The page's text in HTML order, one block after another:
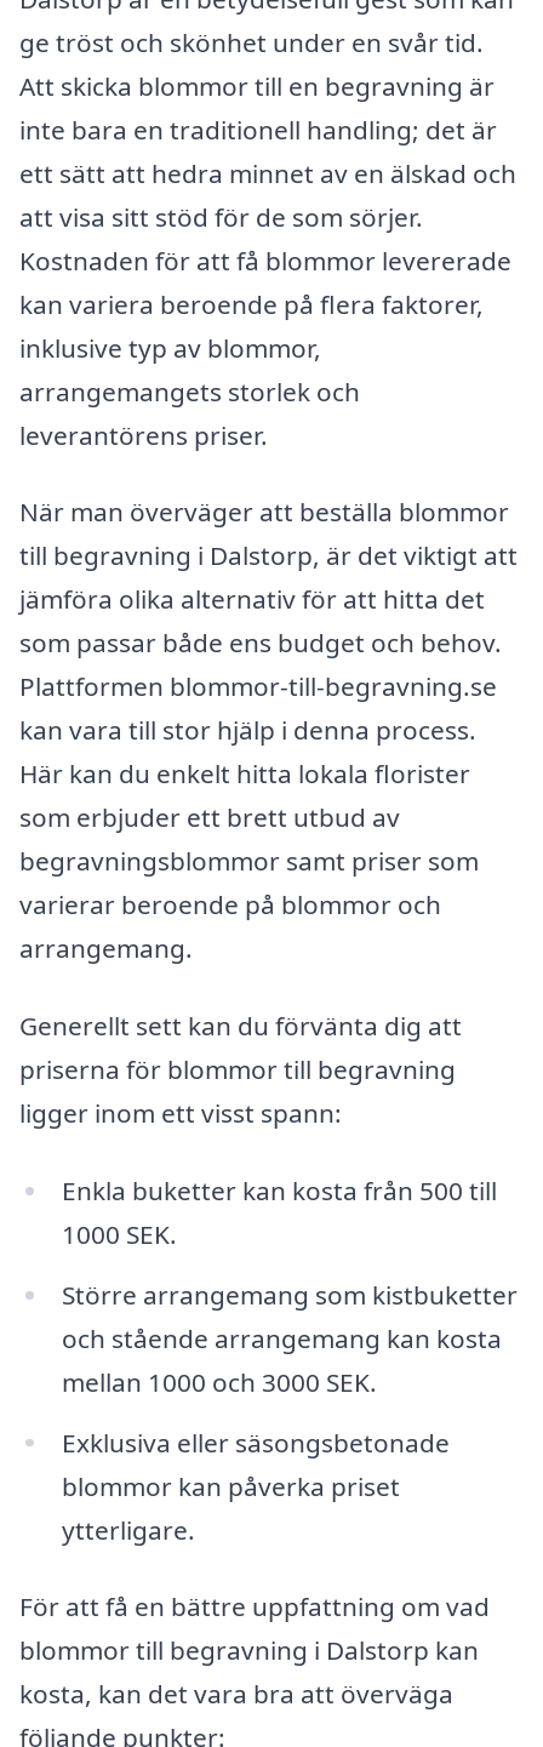
ge tröst och skönhet under en svår tid.
Att skicka blommor till en begravning är
inte bara en traditionell handling; det är
ett sätt att hedra minnet av en älskad och
att visa sitt stöd för de som sörjer.
Kostnaden för att få blommor levererade
kan variera beroende på flera faktorer,
inklusive typ av blommor,
arrangemangets storlek och
leverantörens priser.
När man överväger att beställa blommor
till begravning i Dalstorp, är det viktigt att
jämföra olika alternativ för att hitta det
som passar både ens budget och behov.
Plattformen blommor-till-begravning.se
kan vara till stor hjälp i denna process.
Här kan du enkelt hitta lokala florister
som erbjuder ett brett utbud av
begravningsblommor samt priser som
varierar beroende på blommor och
arrangemang.
Generellt sett kan du förvänta dig att
priserna för blommor till begravning
ligger inom ett visst spann:
Enkla buketter kan kosta från 500 till
1000 SEK.
Större arrangemang som kistbuketter
och stående arrangemang kan kosta
mellan 1000 och 3000 SEK.
Exklusiva eller säsongsbetonade
blommor kan påverka priset
ytterligare.
För att få en bättre uppfattning om vad
blommor till begravning i Dalstorp kan
kosta, kan det vara bra att överväga
följande punkter: